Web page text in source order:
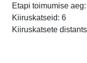
Etapi toimumise
Kiiruskatseid: 6
Kiiruskatsete